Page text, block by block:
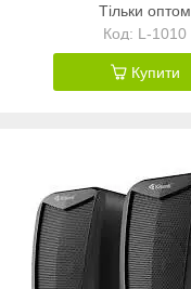
Тільки оптом
L-1010
Купити